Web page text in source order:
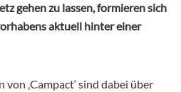
gehen zu lassen, formieren sich
aktuell hinter einer
‚Campact‘ sind dabei über